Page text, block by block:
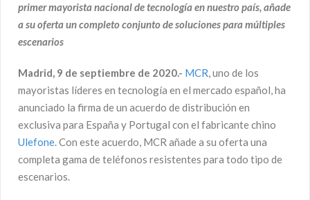
primer mayorista nacional de tecnología en nuestro país, añade
a su oferta un completo conjunto de soluciones para múltiples
escenarios
Madrid, 9 de septiembre de 2020.- MCR, uno de los
mayoristas líderes en tecnología en el mercado español, ha
anunciado la firma de un acuerdo de distribución en
exclusiva para España y Portugal con el fabricante chino
Ulefone. Con este acuerdo, MCR añade a su oferta una
completa gama de teléfonos resistentes para todo tipo de
escenarios.